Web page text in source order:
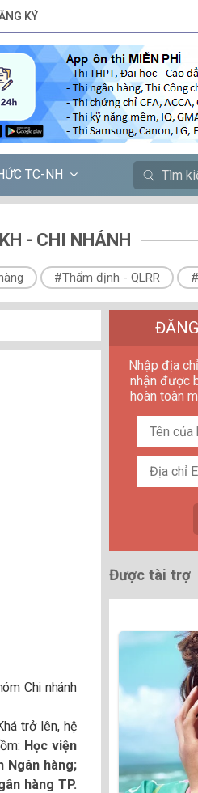
KÝ
TC-NH
- CHI NHÁNH
#Thẩm định - QLRR
Chi nhánh
trở lên, hệ
Học viện
Ngân hàng;
hàng TP.
Nhập địa
nhận được
hoàn toàn
Được tài trợ